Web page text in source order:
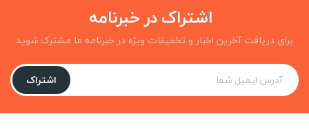
اشتراک در خبرنامه
برای دریافت آخرین اخبار و تخفیفات ویژه در خبرنامه ما مشترک شوید
اشتراک